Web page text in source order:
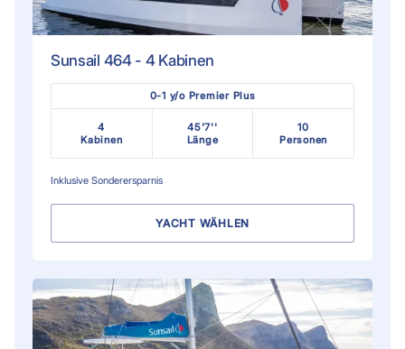
Sunsail 464 - 4 Kabinen
0-1 y/o Premier Plus
4
Kabinen
45'7''
Länge
10
Personen
Inklusive Sonderersparnis
YACHT WÄHLEN